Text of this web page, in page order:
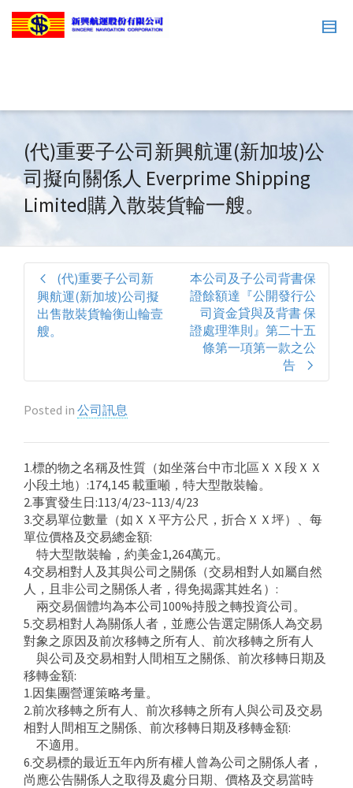
(代)重要子公司新興航運(新加坡)公
司擬向關係人 Everprime Shipping
Limited購入散裝貨輪一艘。
(代)重要子公司新
興航運(新加坡)公司擬
出售散裝貨輪衡山輪壹
艘。
本公司及子公司背書保
證餘額達『公開發行公
司資金貸與及背書 保
證處理準則』第二十五
條第一項第一款之公
告
Posted in 公司訊息
1.標的物之名稱及性質（如坐落台中市北區ＸＸ段ＸＸ
小段土地）:174,145 載重噸，特大型散裝輪。
2.事實發生日:113/4/23~113/4/23
3.交易單位數量（如ＸＸ平方公尺，折合ＸＸ坪）、每
單位價格及交易總金額:
特大型散裝輪，約美金1,264萬元。
4.交易相對人及其與公司之關係（交易相對人如屬自然
人，且非公司之關係人者，得免揭露其姓名）:
兩交易個體均為本公司100%持股之轉投資公司。
5.交易相對人為關係人者，並應公告選定關係人為交易
對象之原因及前次移轉之所有人、前次移轉之所有人
與公司及交易相對人間相互之關係、前次移轉日期及
移轉金額:
1.因集團營運策略考量。
2.前次移轉之所有人、前次移轉之所有人與公司及交易
相對人間相互之關係、前次移轉日期及移轉金額:
不適用。
6.交易標的最近五年內所有權人曾為公司之關係人者，
尚應公告關係人之取得及處分日期、價格及交易當時